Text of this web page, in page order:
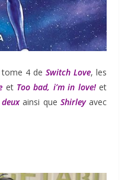
4 de Switch Love, les
et Too bad, i’m in love!et
ainsi que Shirleyavec